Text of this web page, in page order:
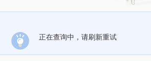
正在查询中，请刷新重试